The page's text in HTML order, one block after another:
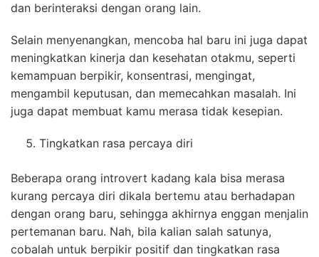
dan berinteraksi dengan orang lain.
Selain menyenangkan, mencoba hal baru ini juga dapat
meningkatkan kinerja dan kesehatan otakmu, seperti
kemampuan berpikir, konsentrasi, mengingat,
mengambil keputusan, dan memecahkan masalah. Ini
juga dapat membuat kamu merasa tidak kesepian.
Tingkatkan rasa percaya diri
Beberapa orang introvert kadang kala bisa merasa
kurang percaya diri dikala bertemu atau berhadapan
dengan orang baru, sehingga akhirnya enggan menjalin
pertemanan baru. Nah, bila kalian salah satunya,
cobalah untuk berpikir positif dan tingkatkan rasa